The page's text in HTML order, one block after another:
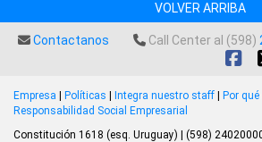
VOLVER ARRIBA
Contactanos Call Center al (598)
Empresa Políticas Integra nuestro staff Por
Responsabilidad Social Empresarial
Constitución 1618 (esq. Uruguay) | (598)